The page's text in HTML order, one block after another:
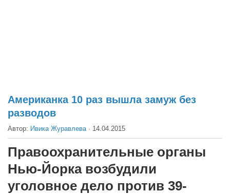
Выборы
Деньги
Опросы
Американка 10 раз вышла замуж без
разводов
Автор: Ивика Журавлева · 14.04.2015
Правоохранительные органы
Нью-Йорка возбудили
уголовное дело против 39-